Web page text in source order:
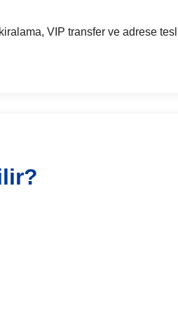
VIP transfer ve adrese